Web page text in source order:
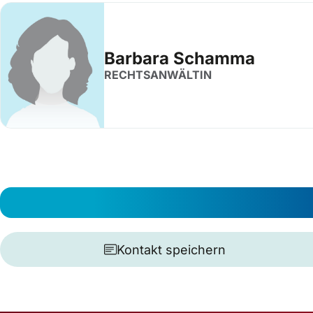
Barbara Schamma
RECHTSANWÄLTIN
Kontakt speichern